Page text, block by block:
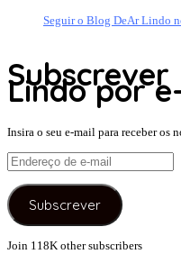
Seguir o Blog DeAr Lindo
Lindo por
Insira o seu e-mail para receber os
Endereço
de
e-
mail
Subscrever
Join 118K other subscribers